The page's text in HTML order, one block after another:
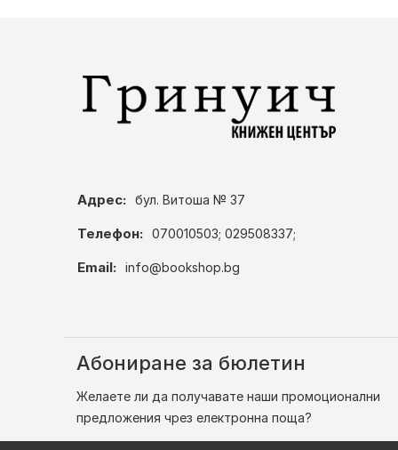
Адрес: бул. Витоша № 37
Телефон: 070010503; 029508337;
Email: info@bookshop.bg
Абониране за бюлетин
Желаете ли да получавате наши промоционални
предложения чрез електронна поща?